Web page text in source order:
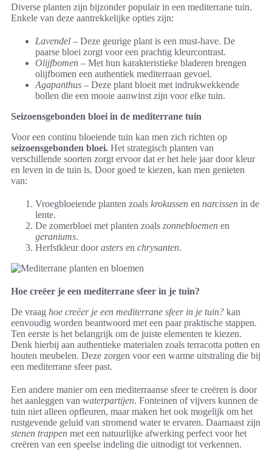
Diverse planten zijn bijzonder populair in een mediterrane tuin.
Enkele van deze aantrekkelijke opties zijn:
Lavendel – Deze geurige plant is een must-have. De
paarse bloei zorgt voor een prachtig kleurcontrast.
Olijfbomen – Met hun karakteristieke bladeren brengen
olijfbomen een authentiek mediterraan gevoel.
Agapanthus – Deze plant bloeit met indrukwekkende
bollen die een mooie aanwinst zijn voor elke tuin.
Seizoensgebonden bloei in de mediterrane tuin
Voor een continu bloeiende tuin kan men zich richten op
seizoensgebonden bloei. Het strategisch planten van
verschillende soorten zorgt ervoor dat er het hele jaar door kleur
en leven in de tuin is. Door goed te kiezen, kan men genieten
van:
Vroegbloeiende planten zoals krokussen en narcissen in de
lente.
De zomerbloei met planten zoals zonnebloemen en
geraniums.
Herfstkleur doorasters en chrysanten.
Hoe creëer je een mediterrane sfeer in je tuin?
De vraag hoe creëer je een mediterrane sfeer in je tuin? kan
eenvoudig worden beantwoord met een paar praktische stappen.
Ten eerste is het belangrijk om de juiste elementen te kiezen.
Denk hierbij aan authentieke materialen zoals terracotta potten en
houten meubelen. Deze zorgen voor een warme uitstraling die bij
een mediterrane sfeer past.
Een andere manier om een mediterraanse sfeer te creëren is door
het aanleggen van waterpartijen. Fonteinen of vijvers kunnen de
tuin niet alleen opfleuren, maar maken het ook mogelijk om het
rustgevende geluid van stromend water te ervaren. Daarnaast zijn
stenen trappen met een natuurlijke afwerking perfect voor het
creëren van een speelse indeling die uitnodigt tot verkennen.